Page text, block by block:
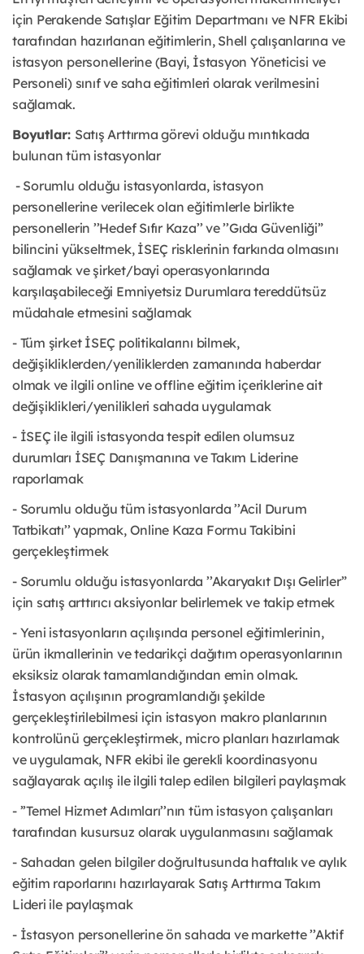
için Perakende Satışlar Eğitim Departmanı ve NFR Ekibi
tarafından hazırlanan eğitimlerin, Shell çalışanlarına ve
istasyon personellerine (Bayi, İstasyon Yöneticisi ve
Personeli) sınıf ve saha eğitimleri olarak verilmesini
sağlamak.
Boyutlar: Satış Arttırma görevi olduğu mıntıkada
bulunan tüm istasyonlar
- Sorumlu olduğu istasyonlarda, istasyon
personellerine verilecek olan eğitimlerle birlikte
personellerin ’’Hedef Sıfır Kaza’’ ve ’’Gıda Güvenliği”
bilincini yükseltmek, İSEÇ risklerinin farkında olmasını
sağlamak ve şirket/bayi operasyonlarında
karşılaşabileceği Emniyetsiz Durumlara tereddütsüz
müdahale etmesini sağlamak
- Tüm şirket İSEÇ politikalarını bilmek,
değişikliklerden/yeniliklerden zamanında haberdar
olmak ve ilgili online ve offline eğitim içeriklerine ait
değişiklikleri/yenilikleri sahada uygulamak
- İSEÇ ile ilgili istasyonda tespit edilen olumsuz
durumları İSEÇ Danışmanına ve Takım Liderine
raporlamak
- Sorumlu olduğu tüm istasyonlarda ’’Acil Durum
Tatbikatı’’ yapmak, Online Kaza Formu Takibini
gerçekleştirmek
- Sorumlu olduğu istasyonlarda ’’Akaryakıt Dışı Gelirler”
için satış arttırıcı aksiyonlar belirlemek ve takip etmek
- Yeni istasyonların açılışında personel eğitimlerinin,
ürün ikmallerinin ve tedarikçi dağıtım operasyonlarının
eksiksiz olarak tamamlandığından emin olmak.
İstasyon açılışının programlandığı şekilde
gerçekleştirilebilmesi için istasyon makro planlarının
kontrolünü gerçekleştirmek, micro planları hazırlamak
ve uygulamak, NFR ekibi ile gerekli koordinasyonu
sağlayarak açılış ile ilgili talep edilen bilgileri paylaşmak
- ’’Temel Hizmet Adımları’’nın tüm istasyon çalışanları
tarafından kusursuz olarak uygulanmasını sağlamak
- Sahadan gelen bilgiler doğrultusunda haftalık ve aylık
eğitim raporlarını hazırlayarak Satış Arttırma Takım
Lideri ile paylaşmak
- İstasyon personellerine ön sahada ve markette ’’Aktif